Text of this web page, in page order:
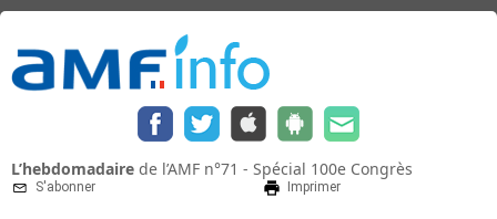
L’hebdomadaire de l’AMF n°71 - Spécial 100e Congrès
S'abonner Imprimer